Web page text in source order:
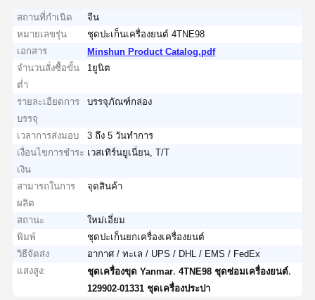
สถานที่กำเนิด
จีน
หมายเลขรุ่น
ชุดปะเก็นเครื่องยนต์ 4TNE98
เอกสาร
Minshun Product Catalog.pdf
จำนวนสั่งซื้อขั้น
ต่ำ
1ยูนิต
รายละเอียดการ
บรรจุ
บรรจุภัณฑ์กล่อง
เวลาการส่งมอบ
3 ถึง 5 วันทำการ
เงื่อนไขการชำระ
เงิน
เวสเทิร์นยูเนี่ยน, T/T
สามารถในการ
ผลิต
จุดสินค้า
สถานะ
ใหม่เอี่ยม
พิมพ์
ชุดปะเก็นยกเครื่องเครื่องยนต์
วิธีจัดส่ง
อากาศ / ทะเล / UPS / DHL / EMS / FedEx
แสงสูง:
ชุดเครื่องขุด Yanmar ,4TNE98 ชุดซ่อมเครื่องยนต์
129902-01331 ชุดเครื่องประปา